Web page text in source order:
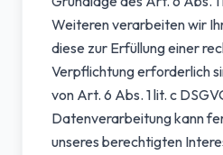
Weiteren verarbeiten wir
diese zur Erfüllung einer
Verpflichtung erforderlich
von Art. 6 Abs. 1 lit. c
Datenverarbeitung kann
unseres berechtigten